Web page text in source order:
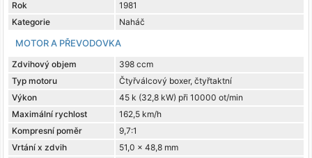
Rok
1981
Kategorie
Naháč
MOTOR A PŘEVODOVKA
Zdvihový objem
398 ccm
Typ motoru
Čtyřválcový boxer, čtyřtaktní
Výkon
45 k (32,8 kW) při 10000 ot/min
Maximální rychlost
162,5 km/h
Kompresní poměr
9,7:1
Vrtání x zdvih
51,0 x 48,8 mm